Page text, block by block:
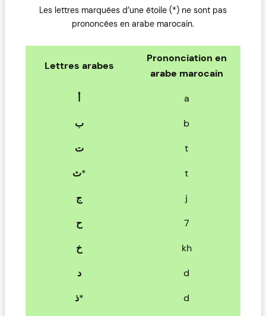
Les lettres marquées d’une étoile (*) ne sont pas
prononcées en arabe marocain.
Lettres arabes
Prononciation en
arabe marocain
أ
a
ب
b
ت
t
ث*
t
ج
j
ح
7
خ
kh
د
d
ذ*
d